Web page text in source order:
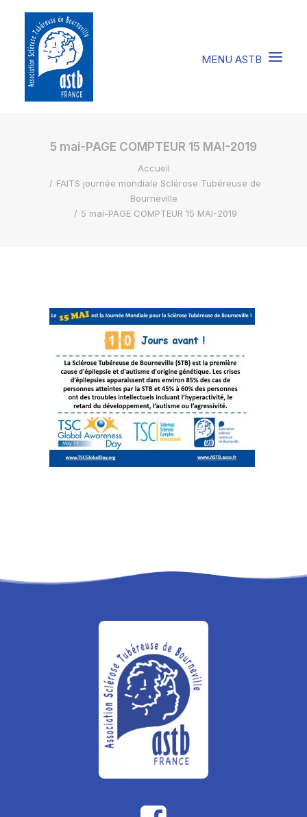
COMPRENDRE LA STB
VIVRE AVEC LA STB
RECHERCHE
5 mai-PAGE COMPTEUR 15 MAI-2019
Accueil
FAITS journée mondiale Sclérose Tubéreuse de
Bourneville
5 mai-PAGE COMPTEUR 15 MAI-2019